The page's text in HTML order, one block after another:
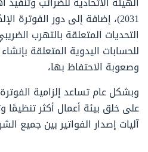
2031)، إضافة إلى دور الفوترة
التحديات المتعلقة بالتهرب
للحسابات اليدوية المتعلقة بإنشاء
وصعوبة الاحتفاظ بها،
وبشكل عام تساعد إلزامية الفوترة
على خلق بيئة أعمال أكثر
آليات إصدار الفواتير بين جميع